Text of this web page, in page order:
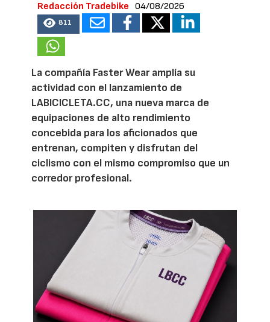
Redacción Tradebike 04/08/2026
811
La compañía Faster Wear amplía su
actividad con el lanzamiento de
LABICICLETA.CC, una nueva marca de
equipaciones de alto rendimiento
concebida para los aficionados que
entrenan, compiten y disfrutan del
ciclismo con el mismo compromiso que un
corredor profesional.